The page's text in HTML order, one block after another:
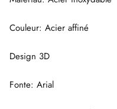
Couleur: Acier affiné
Design 3D
Fonte: Arial